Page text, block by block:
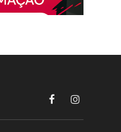
FacebookInstagram